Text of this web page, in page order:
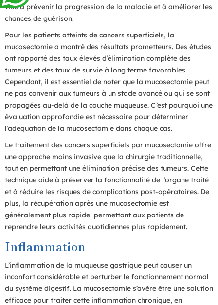
vise à prévenir la progression de la maladie et à améliorer les
chances de guérison.
Pour les patients atteints de cancers superficiels, la
mucosectomie a montré des résultats prometteurs. Des études
ont rapporté des taux élevés d’élimination complète des
tumeurs et des taux de survie à long terme favorables.
Cependant, il est essentiel de noter que la mucosectomie peut
ne pas convenir aux tumeurs à un stade avancé ou qui se sont
propagées au-delà de la couche muqueuse. C’est pourquoi une
évaluation approfondie est nécessaire pour déterminer
l’adéquation de la mucosectomie dans chaque cas.
Le traitement des cancers superficiels par mucosectomie offre
une approche moins invasive que la chirurgie traditionnelle,
tout en permettant une élimination précise des tumeurs. Cette
technique aide à préserver la fonctionnalité de l’organe traité
et à réduire les risques de complications post-opératoires. De
plus, la récupération après une mucosectomie est
généralement plus rapide, permettant aux patients de
reprendre leurs activités quotidiennes plus rapidement.
Inflammation
L’inflammation de la muqueuse gastrique peut causer un
inconfort considérable et perturber le fonctionnement normal
du système digestif. La mucosectomie s’avère être une solution
efficace pour traiter cette inflammation chronique, en